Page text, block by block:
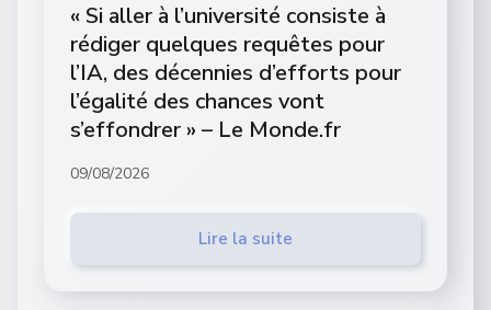
« Si aller à l’université consiste à
rédiger quelques requêtes pour
l’IA, des décennies d’efforts pour
l’égalité des chances vont
s’effondrer » – Le Monde.fr
09/08/2026
Lire la suite